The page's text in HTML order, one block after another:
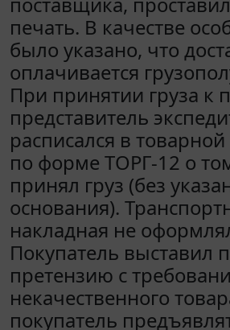
печать. В качестве
было указано, что
оплачивается
При принятии груза к
представитель
расписался в
по форме ТОРГ-12 о
принял груз (без
основания).
накладная не
Покупатель выставил
претензию с
некачественного
покупатель